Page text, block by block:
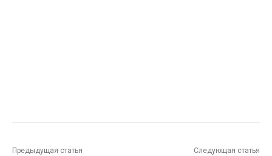
Предыдущая статья Следующая статья